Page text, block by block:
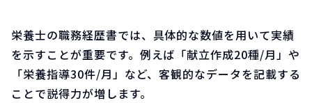
栄養士の職務経歴書では、具体的な数値を用いて実績
を示すことが重要です。例えば「献立作成20種/月」や
「栄養指導30件/月」など、客観的なデータを記載する
ことで説得力が増します。